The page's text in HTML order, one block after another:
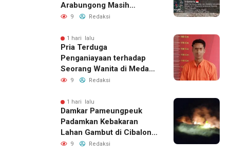
Arabungong Masih
Menunggu Bantuan
9 Redaksi
1 hari lalu
Pria Terduga
Penganiayaan terhadap
Seorang Wanita di Medan
Ditangkap Polisi
9 Redaksi
1 hari lalu
Damkar Pameungpeuk
Padamkan Kebakaran
Lahan Gambut di Cibalong,
Permukiman Warga
9 Redaksi